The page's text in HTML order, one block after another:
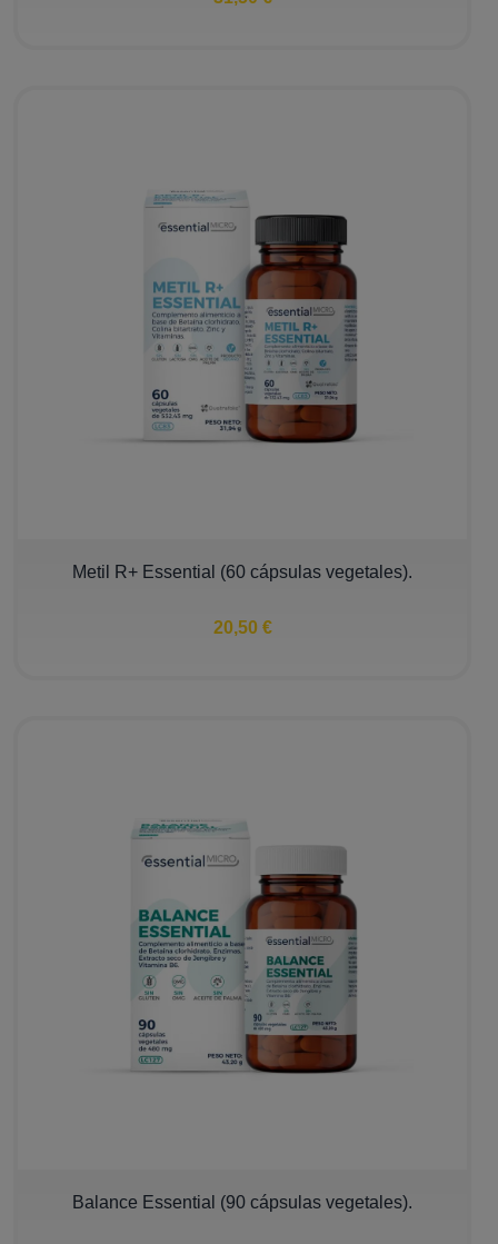
Metil R+ Essential (60 cápsulas vegetales).
20,50 €
Balance Essential (90 cápsulas vegetales).